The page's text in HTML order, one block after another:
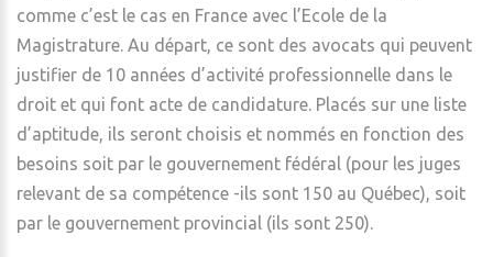
comme c’est le cas en France avec l’Ecole de la
Magistrature. Au départ, ce sont des avocats qui peuvent
justifier de 10 années d’activité professionnelle dans le
droit et qui font acte de candidature. Placés sur une liste
d’aptitude, ils seront choisis et nommés en fonction des
besoins soit par le gouvernement fédéral (pour les juges
relevant de sa compétence -ils sont 150 au Québec), soit
par le gouvernement provincial (ils sont 250).